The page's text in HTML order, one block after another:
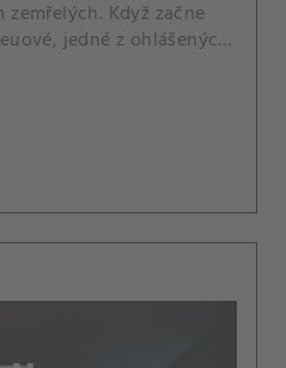
Když začne
jedné z ohlášených